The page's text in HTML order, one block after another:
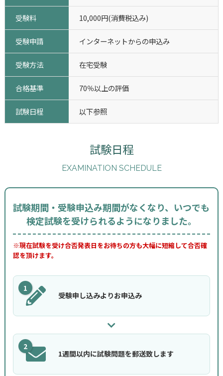
受験料 10,000円(消費税込み)
受験申請 インターネットからの申込み
受験方法 在宅受験
合格基準 70％以上の評価
試験日程 以下参照
試験日程
EXAMINATION SCHEDULE
試験期間・受験申込み期間がなくなり、いつでも
検定試験を受けられるようになりました。
※現在試験を受け合否発表日をお待ちの方も大幅に短縮して合否確
認を頂けます。
1
受験申し込みよりお申込み
2
1週間以内に試験問題を郵送致します